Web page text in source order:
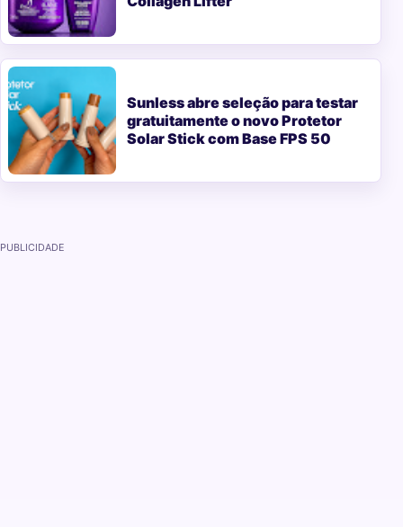
Sunless abre seleção para testar
gratuitamente o novo Protetor
Solar Stick com Base FPS 50
PUBLICIDADE